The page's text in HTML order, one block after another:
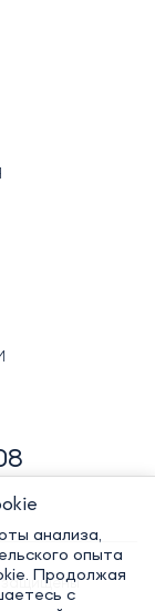
защищены
анализа,
опыта
Продолжая
с